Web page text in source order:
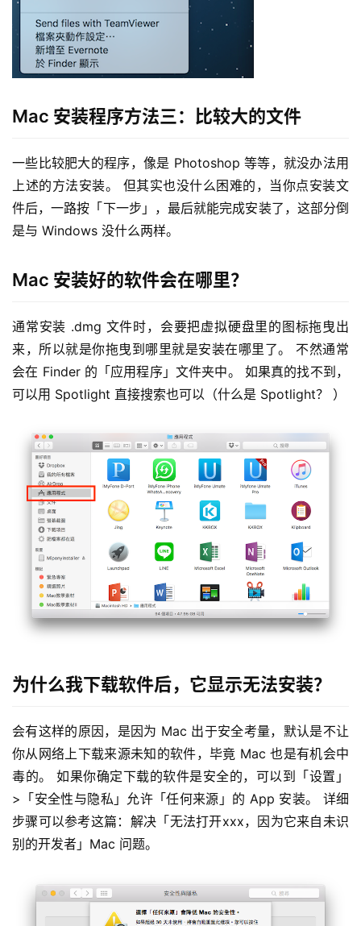
Mac 安装程序方法三：比较大的文件
一些比较肥大的程序，像是 Photoshop 等等，就没办法用
上述的方法安装。 但其实也没什么困难的，当你点安装文
件后，一路按「下一步」，最后就能完成安装了，这部分倒
是与 Windows 没什么两样。
Mac 安装好的软件会在哪里？
通常安装 .dmg 文件时，会要把虚拟硬盘里的图标拖曳出
来，所以就是你拖曳到哪里就是安装在哪里了。 不然通常
会在 Finder 的「应用程序」文件夹中。 如果真的找不到，
可以用 Spotlight 直接搜索也可以（什么是 Spotlight？ ）
为什么我下载软件后，它显示无法安装？
会有这样的原因，是因为 Mac 出于安全考量，默认是不让
你从网络上下载来源未知的软件，毕竟 Mac 也是有机会中
毒的。 如果你确定下载的软件是安全的，可以到「设置」
>「安全性与隐私」允许「任何来源」的 App 安装。 详细
步骤可以参考这篇：解决「无法打开xxx，因为它来自未识
别的开发者」Mac 问题。